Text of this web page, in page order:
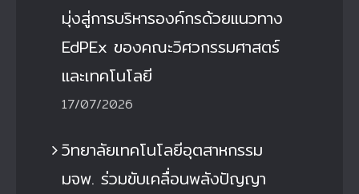
มุ่งสู่การบริหารองค์กรด้วยแนวทาง
EdPEx ของคณะวิศวกรรมศาสตร์
และเทคโนโลยี
17/07/2026
วิทยาลัยเทคโนโลยีอุตสาหกรรม
มจพ. ร่วมขับเคลื่อนพลังปัญญา